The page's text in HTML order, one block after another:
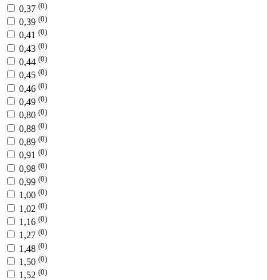
0,37 (0)
0,39 (0)
0,41 (0)
0,43 (0)
0,44 (0)
0,45 (0)
0,46 (0)
0,49 (0)
0,80 (0)
0,88 (0)
0,89 (0)
0,91 (0)
0,98 (0)
0,99 (0)
1,00 (0)
1,02 (0)
1,16 (0)
1,27 (0)
1,48 (0)
1,50 (0)
1,52 (0)